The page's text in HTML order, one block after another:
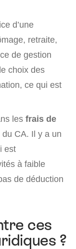
d’une
retraite,
de gestion
choix des
ce qui est
les frais de
du CA. Il y a un
est
à faible
de déduction
ces
?